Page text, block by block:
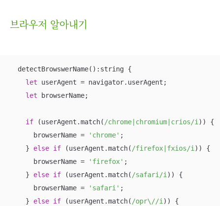
브라우저 알아내기
  detectBrowswerName():string {
let userAgent = navigator.userAgent;
let browserName;
if (userAgent.match( /chrome|chromium|crios/i )) {
      browserName =
'chrome' ;
    }
else if (userAgent.match( /firefox|fxios/i )) {
      browserName =
'firefox' ;
    }
else if (userAgent.match( /safari/i )) {
      browserName =
'safari' ;
    }
else if (userAgent.match( /opr\//i )) {